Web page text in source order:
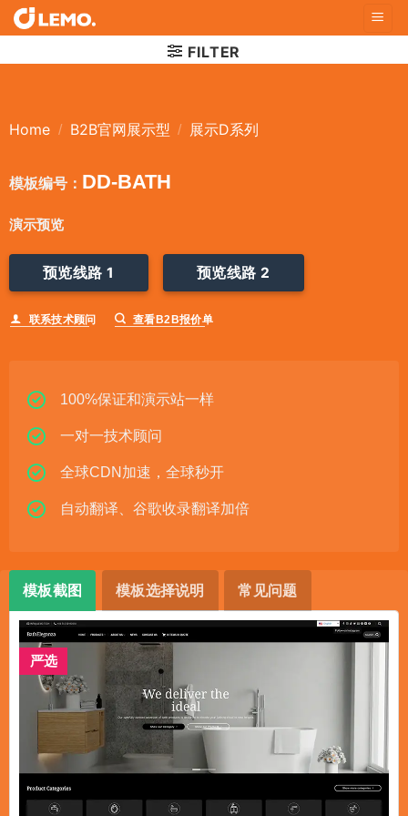
Skip
to
FILTER
Home / B2B官网展示型 / 展示D系列
模板编号： DD-BATH
演示预览
预览线路 1 预览线路 2
联系技术顾问 查看B2B报价单
100%保证和演示站一样
一对一技术顾问
全球CDN加速，全球秒开
自动翻译、谷歌收录翻译加倍
模板截图 模板选择说明 常见问题
严选